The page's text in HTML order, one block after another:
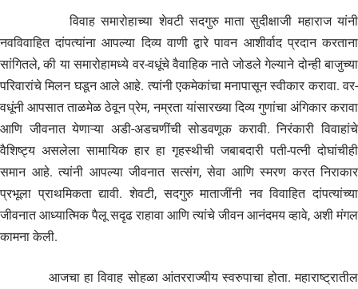
विवाह समारोहाच्या शेवटी सदगुरु माता सुदीक्षाजी महाराज यांनी
नवविवाहित दांपत्यांना आपल्या दिव्य वाणी द्वारे पावन आशीर्वाद प्रदान करताना
सांगितले, की या समारोहामध्ये वर-वधूंचे वैवाहिक नाते जोडले गेल्याने दोन्ही बाजुच्या
परिवारांचे मिलन घडून आले आहे. त्यांनी एकमेकांचा मनापासून स्वीकार करावा. वर-
वधूंनी आपसात ताळमेळ ठेवून प्रेम, नम्रता यांसारख्या दिव्य गुणांचा अंगिकार करावा
आणि जीवनात येणाऱ्या अडी-अडचणींची सोडवणूक करावी. निरंकारी विवाहांचे
वैशिष्ट्य असलेला सामायिक हार हा गृहस्थीची जबाबदारी पती-पत्नी दोघांचीही
समान आहे. त्यांनी आपल्या जीवनात सत्संग, सेवा आणि स्मरण करत निराकार
प्रभूला प्राथमिकता द्यावी. शेवटी, सदगुरु माताजींनी नव विवाहित दांपत्यांच्या
जीवनात आध्यात्मिक पैलू सदृढ राहावा आणि त्यांचे जीवन आनंदमय व्हावे, अशी मंगल
कामना केली.
आजचा हा विवाह सोहळा आंतरराज्यीय स्वरुपाचा होता. महाराष्ट्रातील